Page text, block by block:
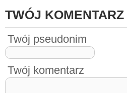
TWÓJ KOMENTARZ
Twój pseudonim
Twój komentarz